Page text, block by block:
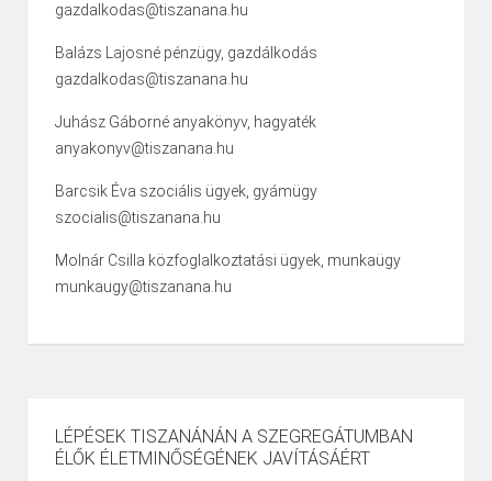
gazdalkodas@tiszanana.hu
Balázs Lajosné pénzügy, gazdálkodás
gazdalkodas@tiszanana.hu
Juhász Gáborné anyakönyv, hagyaték
anyakonyv@tiszanana.hu
Barcsik Éva szociális ügyek, gyámügy
szocialis@tiszanana.hu
Molnár Csilla közfoglalkoztatási ügyek, munkaügy
munkaugy@tiszanana.hu
LÉPÉSEK TISZANÁNÁN A SZEGREGÁTUMBAN
ÉLŐK ÉLETMINŐSÉGÉNEK JAVÍTÁSÁÉRT